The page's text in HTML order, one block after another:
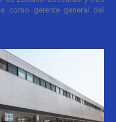
como gerente general del